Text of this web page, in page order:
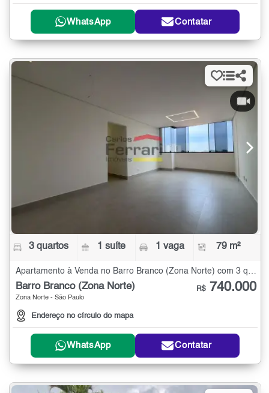
WhatsApp Contatar
3 quartos 1 suíte 1 vaga 79 m²
Apartamento à Venda no Barro Branco (Zona Norte) com 3 quartos - 79 m²
Barro Branco (Zona Norte)
Zona Norte - São Paulo
Endereço no círculo do mapa
R$ 740.000
WhatsApp Contatar